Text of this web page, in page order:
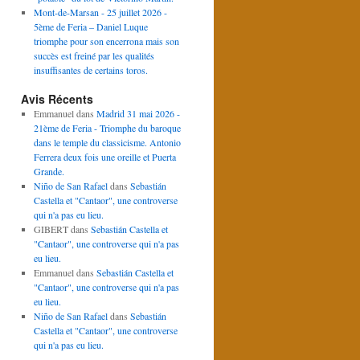
Mont-de-Marsan - 25 juillet 2026 -
5ème de Feria – Daniel Luque
triomphe pour son encerrona mais son
succès est freiné par les qualités
insuffisantes de certains toros.
Avis Récents
Emmanueldans Madrid 31 mai 2026 -
21ème de Feria - Triomphe du baroque
dans le temple du classicisme. Antonio
Ferrera deux fois une oreille et Puerta
Grande.
Niño de San Rafaeldans Sebastián
Castella et "Cantaor", une controverse
qui n'a pas eu lieu.
GIBERTdans Sebastián Castella et
"Cantaor", une controverse qui n'a pas
eu lieu.
Emmanueldans Sebastián Castella et
"Cantaor", une controverse qui n'a pas
eu lieu.
Niño de San Rafaeldans Sebastián
Castella et "Cantaor", une controverse
qui n'a pas eu lieu.